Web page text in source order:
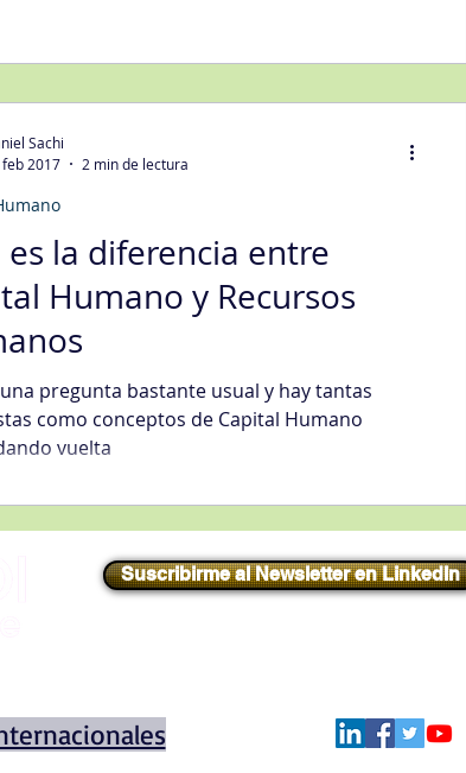
es la diferencia entre
Humano y Recursos
pregunta bastante usual y hay tantas
como conceptos de Capital Humano
vuelta
Sachi
feb 2017
2 min de lectura
Suscribirme al Newsletter en LinkedIn